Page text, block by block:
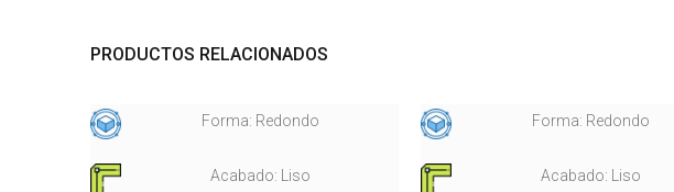
PRODUCTOS RELACIONADOS
Forma: Redondo
Acabado: Liso
Forma: Redondo
Acabado: Liso